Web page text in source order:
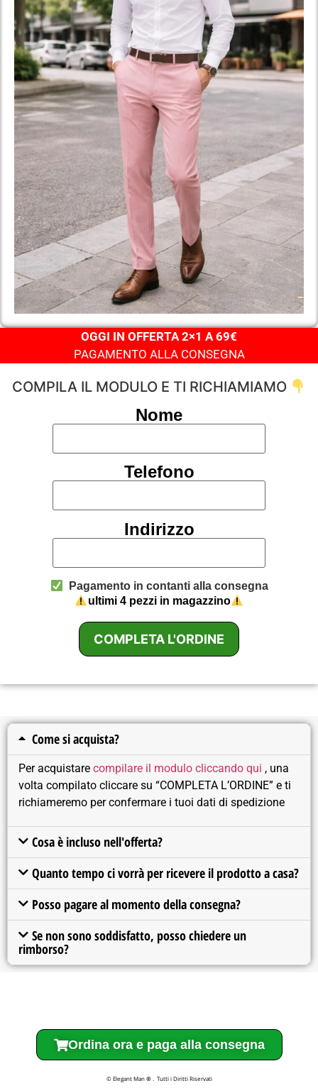
OGGI IN OFFERTA 2×1 A 69€
PAGAMENTO ALLA CONSEGNA
COMPILA IL MODULO E TI RICHIAMIAMO
Nome
Telefono
Indirizzo
Pagamento in contanti alla consegna
ultimi 4 pezzi in magazzino
COMPLETA L'ORDINE
Come si acquista?
Per acquistare compilare il modulo cliccando qui , una
volta compilato cliccare su “COMPLETA L’ORDINE” e ti
richiameremo per confermare i tuoi dati di spedizione
Cosa è incluso nell'offerta?
Quanto tempo ci vorrà per ricevere il prodotto a casa?
Posso pagare al momento della consegna?
Se non sono soddisfatto, posso chiedere un
rimborso?
Ordina ora e paga alla consegna
© Elegant Man®. Tutti i Diritti Riservati